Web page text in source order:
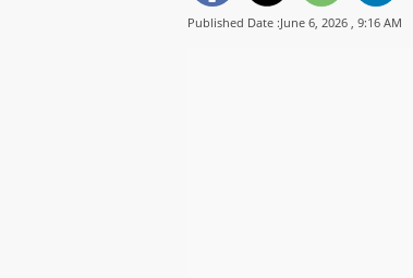
Published Date :June 6, 2026 , 9:16 AM